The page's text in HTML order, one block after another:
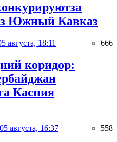
Южный Кавказ
августа, 18:11 666
коридор:
Каспия
05 августа, 16:37 558